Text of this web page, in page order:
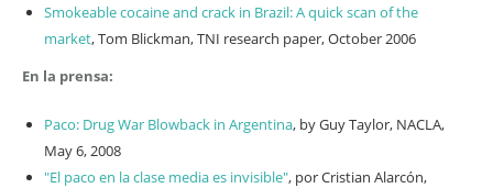
Smokeable cocaine and crack in Brazil: A quick scan of the
market, Tom Blickman, TNI research paper, October 2006
En la prensa:
Paco: Drug War Blowback in Argentina, by Guy Taylor, NACLA,
May 6, 2008
"El paco en la clase media es invisible", por Cristian Alarcón,